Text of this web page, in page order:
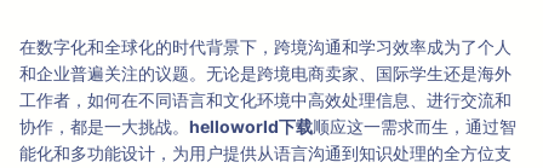
在数字化和全球化的时代背景下，跨境沟通和学习效率成为了个人
和企业普遍关注的议题。无论是跨境电商卖家、国际学生还是海外
工作者，如何在不同语言和文化环境中高效处理信息、进行交流和
协作，都是一大挑战。 helloworld下载顺应这一需求而生，通过智
能化和多功能设计，为用户提供从语言沟通到知识处理的全方位支